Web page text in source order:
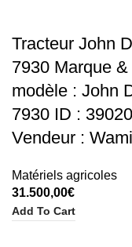
Tracteur John
7930 Marque &
modèle : John
7930 ID :
Vendeur :
Matériels agricoles
31.500,00€
Add To Cart